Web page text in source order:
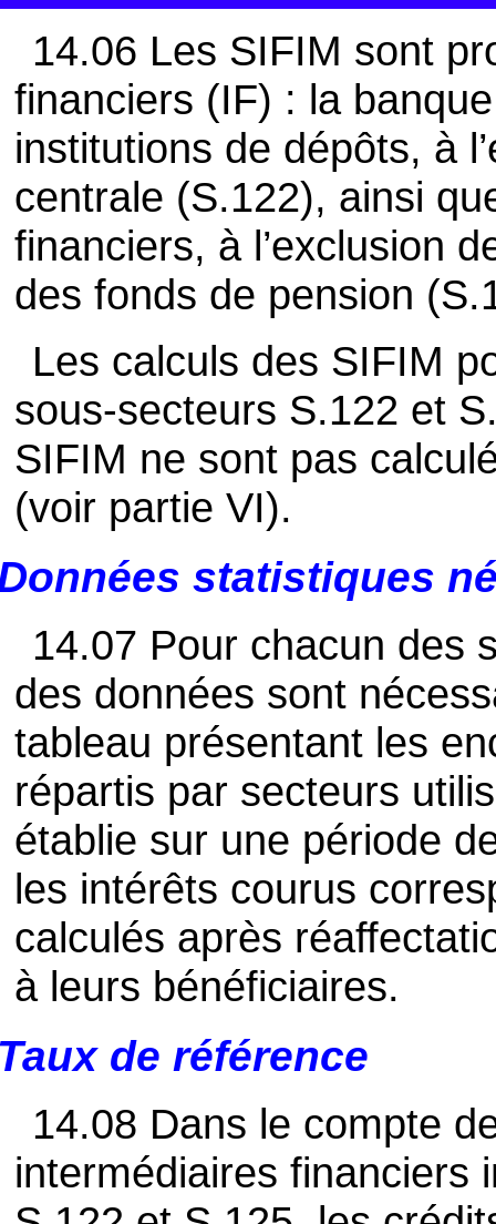
14.06 Les SIFIM sont
financiers (IF) : la
institutions de dépôts, à
centrale (S.122), ainsi
financiers, à l’exclusion
des fonds de pension
Les calculs des SIFIM
sous-secteurs S.122 et
SIFIM ne sont pas
(voir partie VI).
statistiques
14.07 Pour chacun des
des données sont
tableau présentant les
répartis par secteurs
établie sur une période
les intérêts courus
calculés après
à leurs bénéficiaires.
de référence
14.08 Dans le compte
intermédiaires financiers